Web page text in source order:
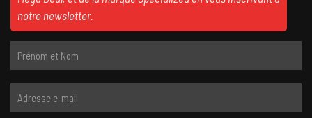
notre newsletter.